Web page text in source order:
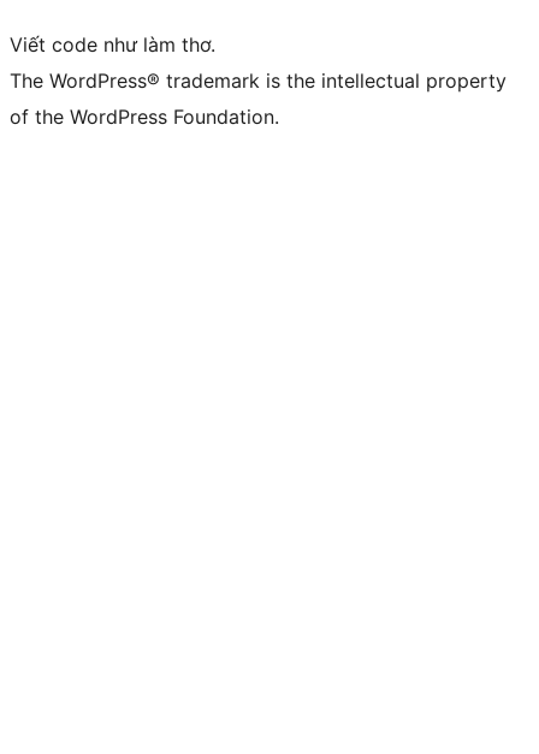
Viết code như làm thơ.
The WordPress® trademark is the intellectual property
of the WordPress Foundation.